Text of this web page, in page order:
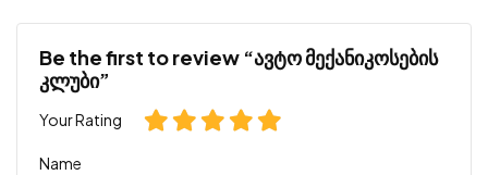
Be the first to review “ავტო მექანიკოსების
კლუბი”
Your Rating
Name